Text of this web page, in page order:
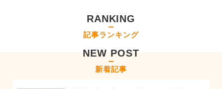
RANKING
記事ランキング
NEW POST
新着記事